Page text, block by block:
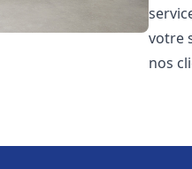
votre
nos